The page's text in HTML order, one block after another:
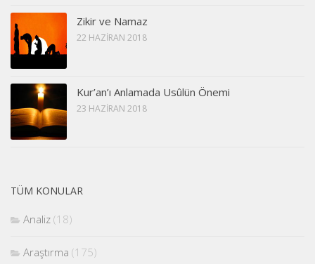
Zikir ve Namaz
22 HAZIRAN 2018
Kur’an’ı Anlamada Usûlün Önemi
23 HAZIRAN 2018
TÜM KONULAR
Analiz (18)
Araştırma (175)